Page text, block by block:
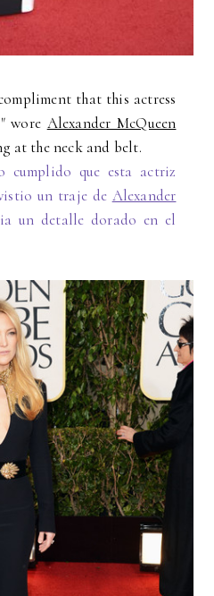
that this actress
" wore Alexander McQueen
at the neck and belt.
cumplido que esta actriz
un traje de Alexander
un detalle dorado en el